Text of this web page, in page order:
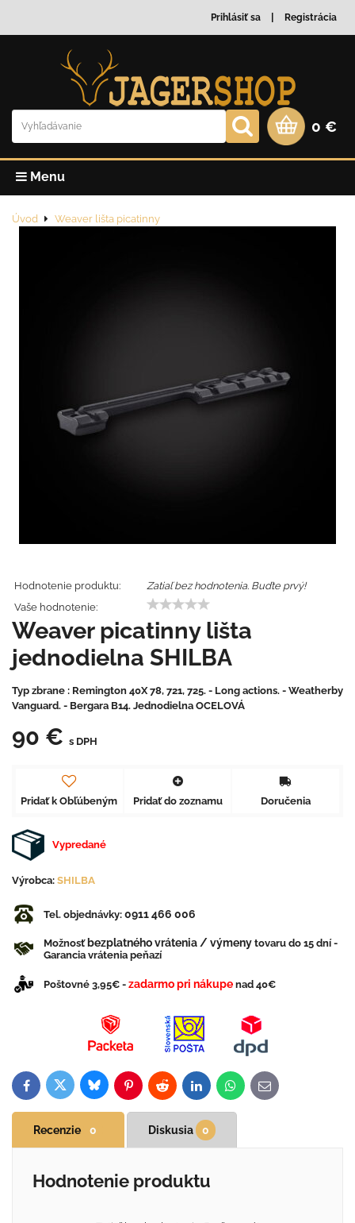
Prihlásiť sa Registrácia
0 €
Menu
Úvod Weaver lišta picatinny
Hodnotenie produktu:
Zatiaľ bez hodnotenia. Buďte prvý!
Vaše hodnotenie:
Weaver picatinny lišta
jednodielna SHILBA
Typ zbrane : Remington 40X 78, 721, 725. - Long actions. - Weatherby
Vanguard. - Bergara B14. Jednodielna OCELOVÁ
90 € s DPH
Pridať k Obľúbeným Pridať do zoznamu Doručenia
Vypredané
Výrobca: SHILBA
Tel. objednávky: 0911 466 006
Možnosťbezplatného vrátenia / výmeny tovaru do 15 dní -
Garancia vrátenia peňazí
Poštovné 3,95€ - zadarmo pri nákupe nad 40€
FacebookTwitterBlueskyPinterestReddit LinkedInWhatsApp
E-
mail
Recenzie 0 Diskusia 0
Hodnotenie produktu